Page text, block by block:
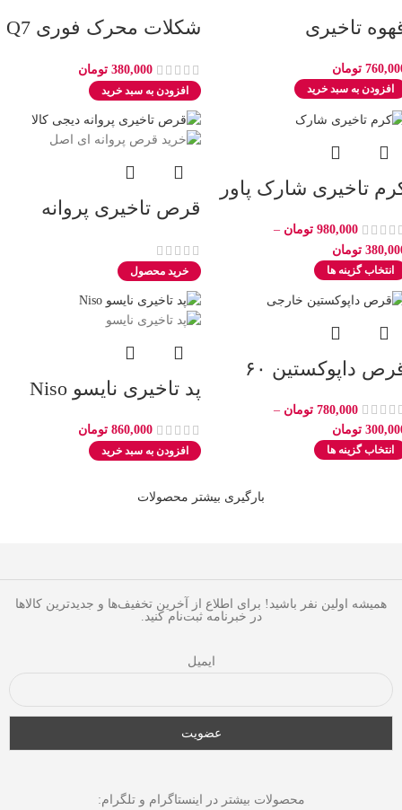
تاخیری
تومان
افزودن به سبد خرید
شکلات محرک فوری Q7
380,000 تومان
افزودن به سبد خرید
تاخیری شارک پاور
980,000 تومان –
تومان
انتخاب گزینه ها
قرص تاخیری پروانه
خرید محصول
داپوکستین ۶۰
780,000 تومان –
تومان
انتخاب گزینه ها
پد تاخیری نایسو Niso
860,000 تومان
افزودن به سبد خرید
بارگیری بیشتر محصولات
همیشه اولین نفر باشید! برای اطلاع از آخرین تخفیف‌ها و جدیدترین کالاها
در خبرنامه ثبت‌نام کنید.
ایمیل
محصولات بیشتر در اینستاگرام و تلگرام: